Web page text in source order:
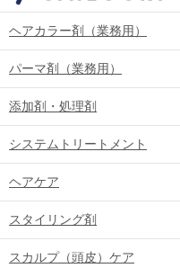
ヘアカラー剤（業務用）
パーマ剤（業務用）
添加剤・処理剤
システムトリートメント
ヘアケア
スタイリング剤
スカルプ（頭皮）ケア